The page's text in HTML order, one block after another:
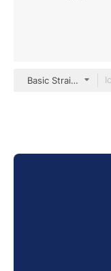
Basic Straight Filled